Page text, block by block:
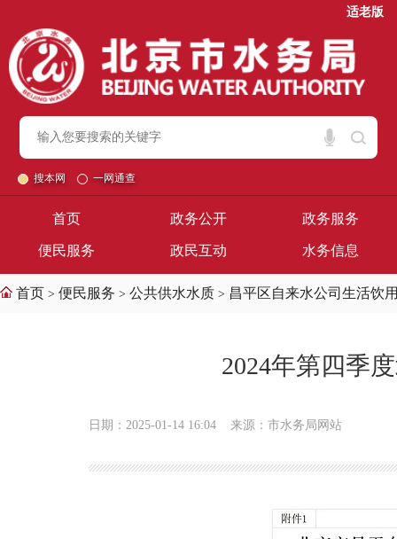
适老版
搜本网 一网通查
首页 政务公开 政务服务
便民服务 政民互动 水务信息
首页 > 便民服务 > 公共供水水质 > 昌平区自来水公司生活饮
2024年第四季
日期：2025-01-14 16:04 来源：市水务局网站